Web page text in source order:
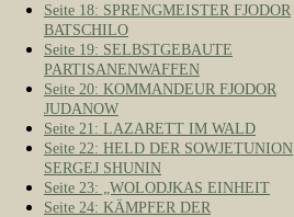
Seite 18: SPRENGMEISTER FJODOR
BATSCHILO
Seite 19: SELBSTGEBAUTE
PARTISANENWAFFEN
Seite 20: KOMMANDEUR FJODOR
JUDANOW
Seite 21: LAZARETT IM WALD
Seite 22: HELD DER SOWJETUNION
SERGEJ SHUNIN
Seite 23: „WOLODJKAS EINHEIT
Seite 24: KÄMPFER DER